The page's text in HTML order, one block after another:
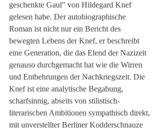
geschenkte Gaul" von Hildegard Knef
gelesen habe. Der autobiographische
Roman ist nicht nur ein Bericht des
bewegten Lebens der Knef, er beschreibt
eine Generation, die das Elend der Nazizeit
genauso durchgemacht hat wie die Wirren
und Entbehrungen der Nachkriegszeit. Die
Knef ist eine analytische Begabung,
scharfsinnig, abseits von stilistisch-
literarischen Ambitionen sympathisch direkt,
mit unverstellter Berliner Kodderschnauze